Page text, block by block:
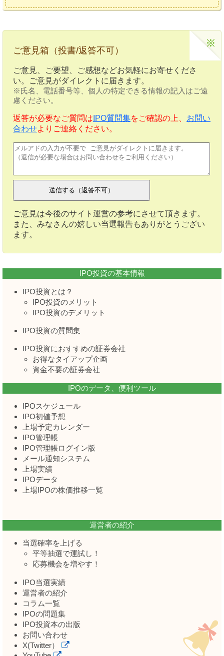
ご意見箱（投書/返答不可）
ご意見、ご要望、ご感想などお気軽にお寄せくださ
い。ご意見がダイレクトに届きます。
※氏名、電話番号等、個人の特定できる情報の記入はご遠
慮ください。
返答が必要なご質問は IPO質問集をご確認の上、 お問い
合わせよりご連絡ください。
ご意見は今後のサイト運営の参考にさせて頂きます。
また、みなさんの嬉しい当選報告もありがとうござい
ます。
IPO投資の基本情報
IPO投資とは？
IPO投資のメリット
IPO投資のデメリット
IPO投資の質問集
IPO投資におすすめの証券会社
お得なタイアップ企画
資金不要の証券会社
IPOのデータ、便利ツール
IPOスケジュール
IPO初値予想
上場予定カレンダー
IPO管理帳
IPO管理帳ログイン版
メール通知システム
上場実績
IPOデータ
上場IPOの株価推移一覧
運営者の紹介
当選確率を上げる
平等抽選で運試し！
応募機会を増やす！
IPO当選実績
運営者の紹介
コラム一覧
IPOの問題集
IPO投資本の出版
お問い合わせ
X(Twitter）